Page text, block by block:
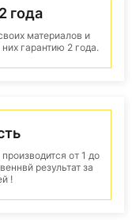
года
материалов и
гарантию 2 года.
от 1 до
результат за
!